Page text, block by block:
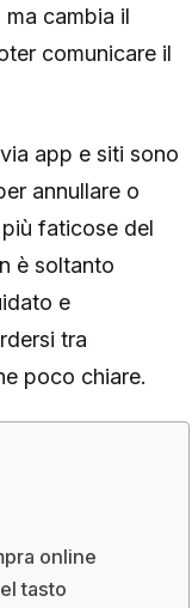
cambia il
comunicare il
app e siti sono
annullare o
faticose del
è soltanto
e
tra
poco chiare.
online
tasto